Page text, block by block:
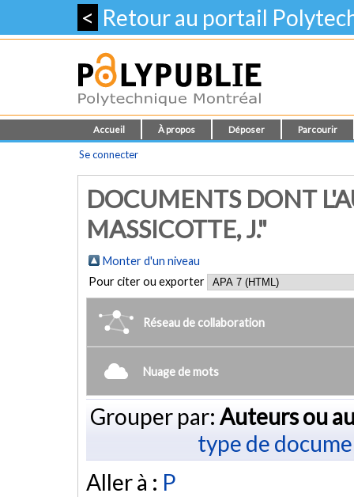
< Retour au portail
Accueil À propos Déposer Parcourir
Se connecter
DOCUMENTS DONT
MASSICOTTE, J."
Monter d'un niveau
Pour citer ou exporter
Réseau de collaboration
Nuage de mots
Grouper par: Auteurs ou
type de
Aller à : P